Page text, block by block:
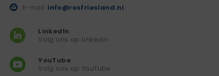
E-mail: info@rosfriesland.nl
LinkedIn
Volg ons op Linkedin
YouTube
Volg ons op YouTube